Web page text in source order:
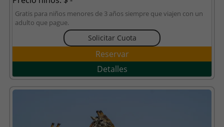
Gratis para niños menores de 3 años siempre que viajen con un
adulto que pague.
Solicitar Cuota
Reservar
Detalles